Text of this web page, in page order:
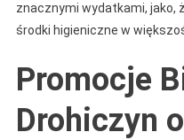
znacznymi wydatkami, jako,
środki higieniczne w
Promocje
Drohiczyn